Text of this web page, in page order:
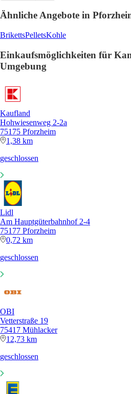
Ähnliche Angebote in
BrikettsPelletsKohle
Einkaufsmöglichkeiten für
Umgebung
Kaufland
Hohwiesenweg 2-2a
75175 Pforzheim
1,38 km
geschlossen
Lidl
Am Hauptgüterbahnhof 2-4
75177 Pforzheim
0,72 km
geschlossen
OBI
Vetterstraße 19
75417 Mühlacker
12,73 km
geschlossen